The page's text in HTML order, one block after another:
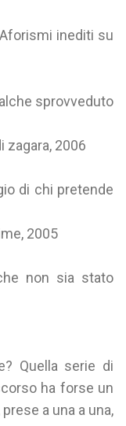
inediti su
sprovveduto
zagara, 2006
di chi pretende
2005
non sia stato
Quella serie di
ha forse un
a una a una,